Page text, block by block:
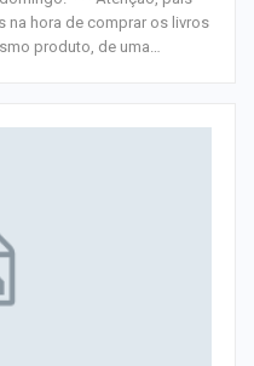
na hora de comprar os livros
produto, de uma